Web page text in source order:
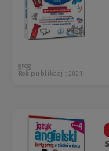
greg
Rok publikacji: 2021